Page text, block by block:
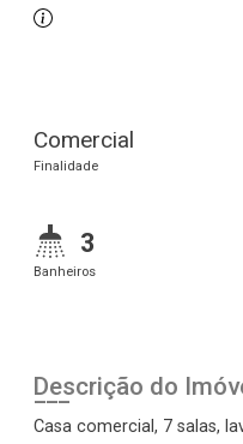
Comercial
Finalidade
3
Banheiros
Descrição do
Casa comercial, 7 salas,